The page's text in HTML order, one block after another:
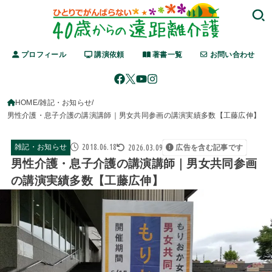
プロフィール 講演依頼 著書一覧 お問い合わせ
HOME 雑記・お知らせ
男性介護・息子介護の講演講師｜男女共同参画の講演実績多数【工藤広伸】
雑記・お知らせ 2018.06.18 2026.03.09 広告を含む記事です
男性介護・息子介護の講演講師｜男女共同参画
の講演実績多数【工藤広伸】